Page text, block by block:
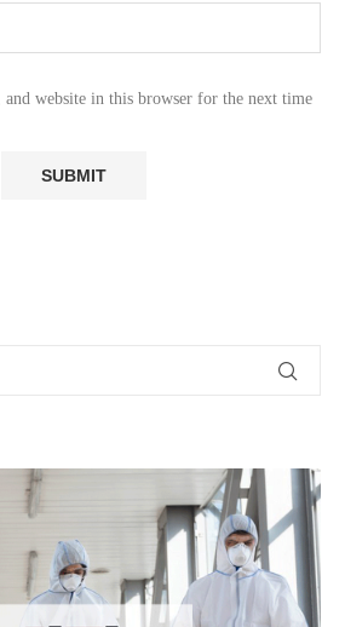
and website in this browser for the next time